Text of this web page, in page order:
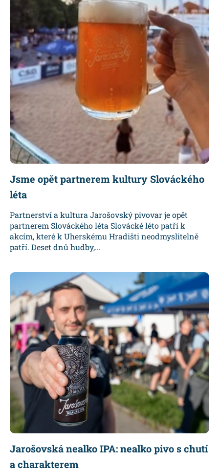
Jsme opět partnerem kultury Slováckého
léta
Partnerství a kultura Jarošovský pivovar je opět
partnerem Slováckého léta Slovácké léto patří k
akcím, které k Uherskému Hradišti neodmyslitelně
patří. Deset dnů hudby,...
Jarošovská nealko IPA: nealko pivo s chutí
a charakterem